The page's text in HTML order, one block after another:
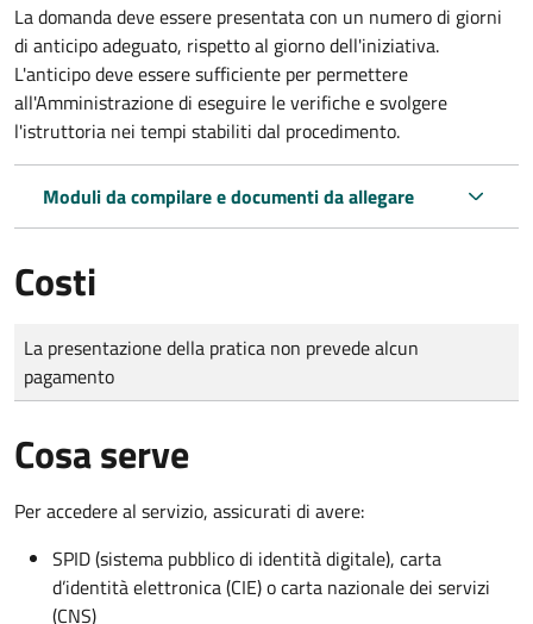
La domanda deve essere presentatacon un numero di giorni
di anticipo adeguato, rispetto al giorno dell'iniziativa.
L'anticipo deve essere sufficiente per permettere
all'Amministrazione di eseguire le verifiche e svolgere
l'istruttoria nei tempi stabiliti dal procedimento.
Moduli da compilare e documenti da allegare
Costi
Tipo di pagamento
Importo
La presentazione della pratica non prevede alcun
pagamento
Cosa serve
Per accedere al servizio, assicurati di avere:
SPID (sistema pubblico di identità digitale), carta
d’identità elettronica (CIE) o carta nazionale dei servizi
(CNS)